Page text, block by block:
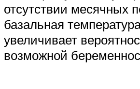
отсутствии месячных
базальная
увеличивает
возможной